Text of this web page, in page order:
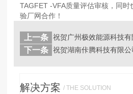
TAGFET -VFA质量评估审核，同
验厂网合作！
上一条
下一条
解决方案 / THE SOLUTION